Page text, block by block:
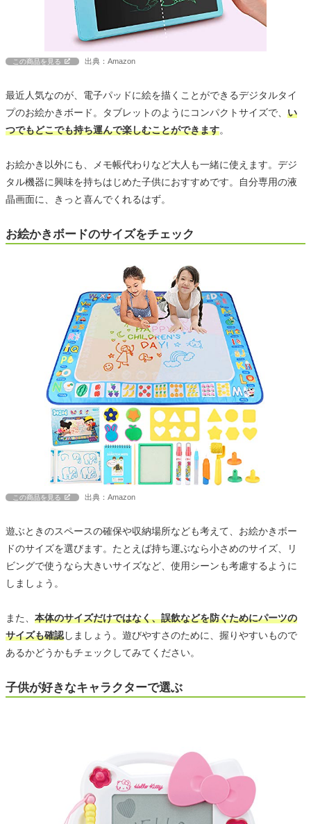
この商品を見る 出典：Amazon
最近人気なのが、電子パッドに絵を描くことができるデジタルタイ
プのお絵かきボード。タブレットのようにコンパクトサイズで、 い
つでもどこでも持ち運んで楽しむことができます。
お絵かき以外にも、メモ帳代わりなど大人も一緒に使えます。デジ
タル機器に興味を持ちはじめた子供におすすめです。自分専用の液
晶画面に、きっと喜んでくれるはず。
お絵かきボードのサイズをチェック
この商品を見る 出典：Amazon
遊ぶときのスペースの確保や収納場所なども考えて、お絵かきボー
ドのサイズを選びます。たとえば持ち運ぶなら小さめのサイズ、リ
ビングで使うなら大きいサイズなど、使用シーンも考慮するように
しましょう。
また、 本体のサイズだけではなく、誤飲などを防ぐためにパーツの
サイズも確認しましょう。遊びやすさのために、握りやすいもので
あるかどうかもチェックしてみてください。
子供が好きなキャラクターで選ぶ